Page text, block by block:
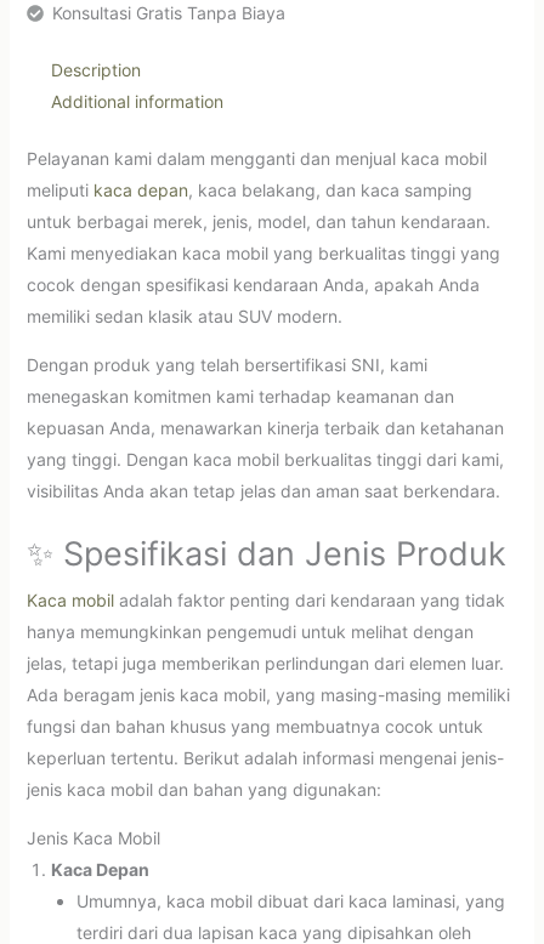
Konsultasi Gratis Tanpa Biaya
Description
Additional information
Pelayanan kami dalam mengganti dan menjual kaca mobil
meliputi kaca depan, kaca belakang, dan kaca samping
untuk berbagai merek, jenis, model, dan tahun kendaraan.
Kami menyediakan kaca mobil yang berkualitas tinggi yang
cocok dengan spesifikasi kendaraan Anda, apakah Anda
memiliki sedan klasik atau SUV modern.
Dengan produk yang telah bersertifikasi SNI, kami
menegaskan komitmen kami terhadap keamanan dan
kepuasan Anda, menawarkan kinerja terbaik dan ketahanan
yang tinggi. Dengan kaca mobil berkualitas tinggi dari kami,
visibilitas Anda akan tetap jelas dan aman saat berkendara.
✨ Spesifikasi dan Jenis Produk
Kaca mobiladalah faktor penting dari kendaraan yang tidak
hanya memungkinkan pengemudi untuk melihat dengan
jelas, tetapi juga memberikan perlindungan dari elemen luar.
Ada beragam jenis kaca mobil, yang masing-masing memiliki
fungsi dan bahan khusus yang membuatnya cocok untuk
keperluan tertentu. Berikut adalah informasi mengenai jenis-
jenis kaca mobil dan bahan yang digunakan:
Jenis Kaca Mobil
Kaca Depan
Umumnya, kaca mobil dibuat dari kaca laminasi, yang
terdiri dari dua lapisan kaca yang dipisahkan oleh